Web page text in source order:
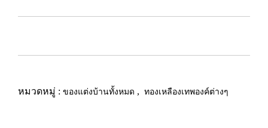
หมวดหมู่ : ของแต่งบ้านทั้งหมด , ทองเหลืองเทพองค์ต่างๆ